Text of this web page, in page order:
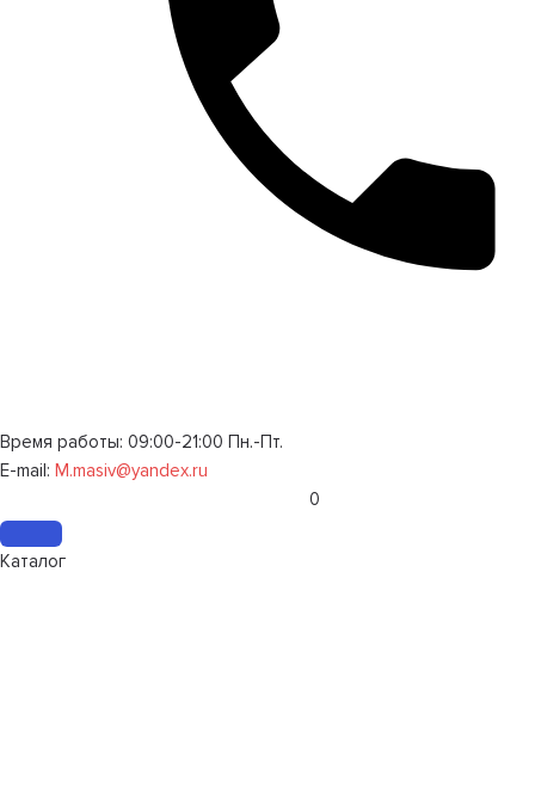
Время работы: 09:00-21:00 Пн.-Пт.
E-mail: M.masiv@yandex.ru
0
Каталог